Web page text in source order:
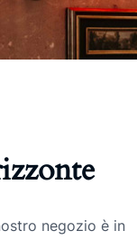
negozio è in